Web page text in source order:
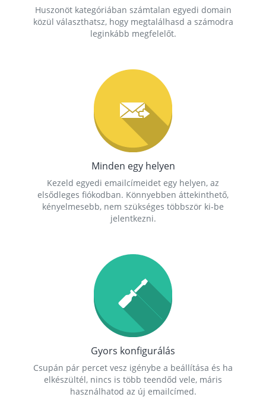
Huszonöt kategóriában számtalan egyedi domain
közül választhatsz, hogy megtalálhasd a számodra
leginkább megfelelőt.
Minden egy helyen
Kezeld egyedi emailcímeidet egy helyen, az
elsődleges fiókodban. Könnyebben áttekinthető,
kényelmesebb, nem szükséges többször ki-be
jelentkezni.
Gyors konfigurálás
Csupán pár percet vesz igénybe a beállítása és ha
elkészültél, nincs is több teendőd vele, máris
használhatod az új emailcímed.